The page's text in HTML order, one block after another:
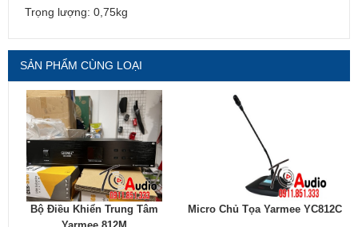
Trọng lượng: 0,75kg
SẢN PHẨM CÙNG LOẠI
Bộ Điều Khiển Trung Tâm
Micro Chủ Tọa Yarmee YC812C